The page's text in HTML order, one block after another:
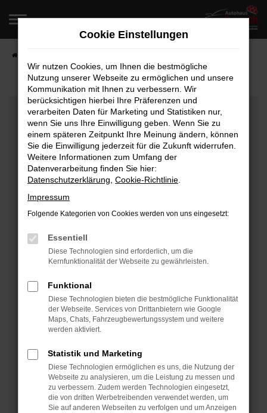
Zum
springen
Fehler: Network Error
Beim Laden ist ein Fehler aufgetreten.
Hier sind ein paar Tipps, die dir helfen können:
Überprüfe deine Firewall und deine
Internetverbindung.
Laden andere Webseiten, zum Beispiel deine
Manche Erweiterungen, wie Werbeblocker, können
das Laden bestimmter Seiten verhindern.
Funktioniert die Seite in einem anderen Browser
Starte dein Gerät neu.
Das kann manchmal helfen, vorübergehende
Probleme zu beheben.
Betriebssystem auf dem neuesten Stand sind.
Veraltete Software birgt nicht nur ein
Sicherheitsrisiko, sondern kann auch dazu führen,
dass bestimmte Funktionen nicht mehr unterstützt
werden.
Cookie Einstellungen
Wir nutzen Cookies, um Ihnen die bestmögliche
Nutzung unserer Webseite zu ermöglichen und unsere
Kommunikation mit Ihnen zu verbessern. Wir
berücksichtigen hierbei Ihre Präferenzen und
verarbeiten Daten für Marketing und Statistiken nur,
wenn Sie uns Ihre Einwilligung geben. Wenn Sie zu
einem späteren Zeitpunkt Ihre Meinung ändern, können
Sie die Einwilligung jederzeit für die Zukunft widerrufen.
Weitere Informationen zum Umfang der
Datenverarbeitung finden Sie hier:
Datenschutzerklärung Cookie-Richtlinie
Impressum
Folgende Kategorien von Cookies werden von uns eingesetzt:
Essentiell
Diese Technologien sind erforderlich, um die
Kernfunktionalität der Webseite zu gewährleisten.
Funktional
Diese Technologien bieten die bestmögliche Funktionalität
der Webseite. Services von Drittanbietern wie Google
Maps, Chats, Fahrzeugbewertungssystem und weitere
werden aktiviert.
Statistik und Marketing
Diese Technologien ermöglichen es uns, die Nutzung der
Webseite zu analysieren, um die Leistung zu messen und
zu verbessern. Zudem werden Technologien eingesetzt,
die von dritten Werbetreibenden verwendet werden, um
Sie auf anderen Webseiten zu verfolgen und um Anzeigen